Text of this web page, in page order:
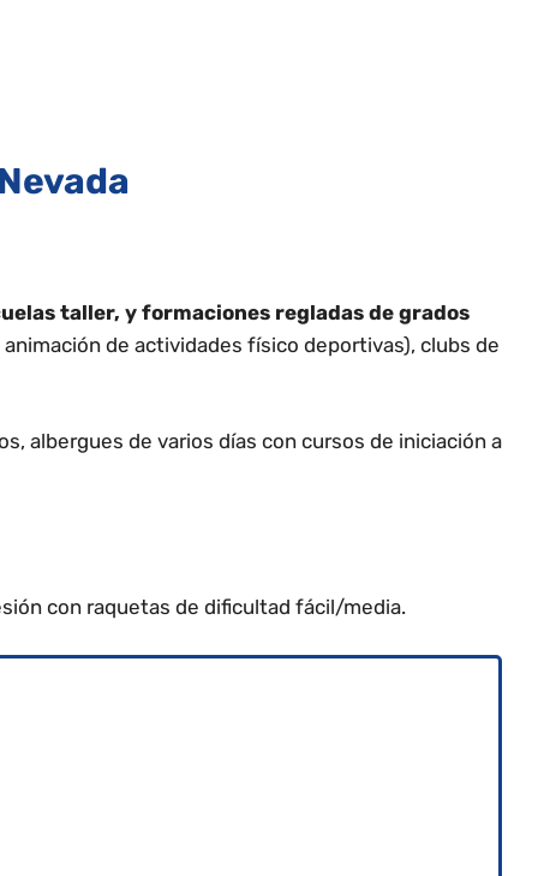
taller, y formaciones regladas de grados
de actividades físico deportivas), clubs de
albergues de varios días con cursos de iniciación a
con raquetas de dificultad fácil/media.